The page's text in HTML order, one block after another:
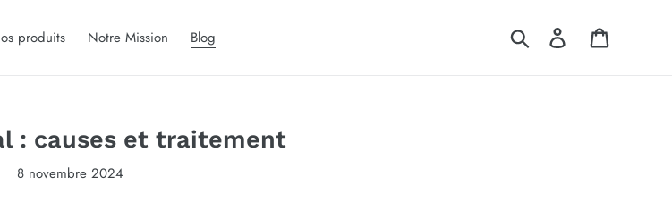
produits Notre Mission Blog RechercherSe connecter
: causes et traitement
8 novembre 2024